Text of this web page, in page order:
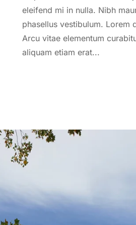
eleifend mi in nulla. Nibh
phasellus vestibulum.
Arcu vitae elementum
aliquam etiam erat...